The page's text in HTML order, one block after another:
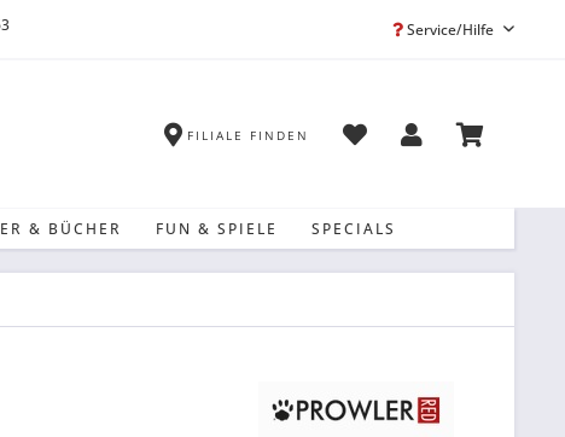
Service/Hilfe
FILIALE FINDEN
& BÜCHER FUN & SPIELE SPECIALS